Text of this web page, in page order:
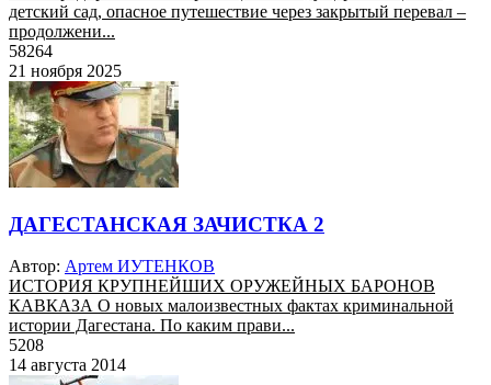
детский сад, опасное путешествие через закрытый перевал –
продолжени...
58264
21 ноября 2025
ДАГЕСТАНСКАЯ ЗАЧИСТКА 2
Автор: Артем ИУТЕНКОВ
ИСТОРИЯ КРУПНЕЙШИХ ОРУЖЕЙНЫХ БАРОНОВ
КАВКАЗА О новых малоизвестных фактах криминальной
истории Дагестана. По каким прави...
5208
14 августа 2014